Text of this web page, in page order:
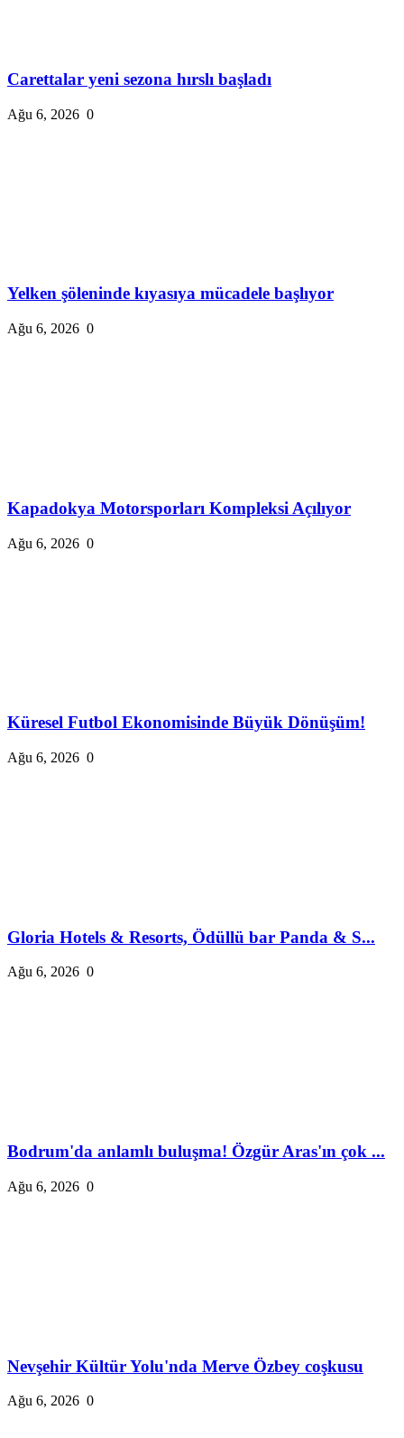
Carettalar yeni sezona hırslı başladı
Ağu 6, 2026 0
Yelken şöleninde kıyasıya mücadele başlıyor
Ağu 6, 2026 0
Kapadokya Motorsporları Kompleksi Açılıyor
Ağu 6, 2026 0
Küresel Futbol Ekonomisinde Büyük Dönüşüm!
Ağu 6, 2026 0
Gloria Hotels & Resorts, Ödüllü bar Panda & S...
Ağu 6, 2026 0
Bodrum'da anlamlı buluşma! Özgür Aras'ın çok ...
Ağu 6, 2026 0
Nevşehir Kültür Yolu'nda Merve Özbey coşkusu
Ağu 6, 2026 0